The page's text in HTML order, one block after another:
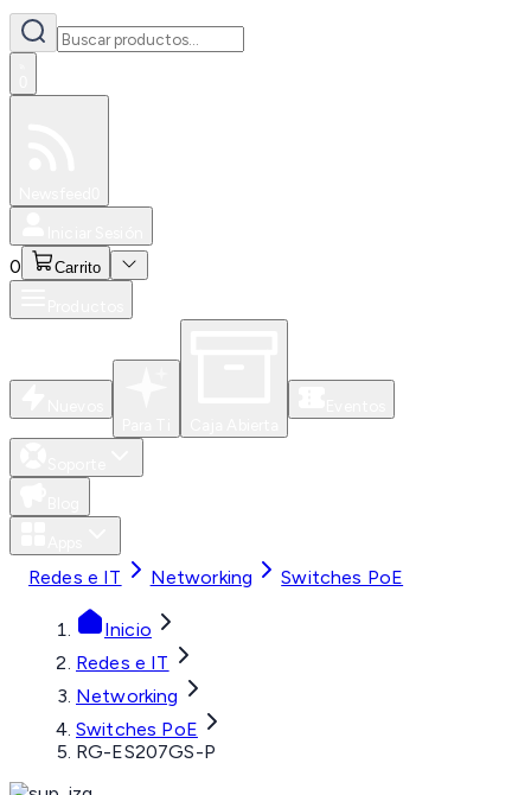
0 Carrito
Redes e IT Networking Switches PoE
Inicio
Redes e IT
Networking
Switches PoE
RG-ES207GS-P